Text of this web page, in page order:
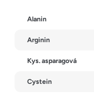
Alanin
Arginin
Kys. asparagová
Cystein